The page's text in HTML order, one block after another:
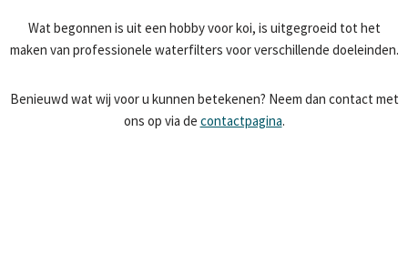
Wat begonnen is uit een hobby voor koi, is uitgegroeid tot het
maken van professionele waterfilters voor verschillende doeleinden.
Benieuwd wat wij voor u kunnen betekenen? Neem dan contact met
ons op via de contactpagina.